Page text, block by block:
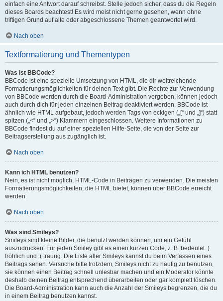
einfach eine Antwort darauf schreibst. Stelle jedoch sicher, dass du die Regeln
dieses Boards beachtest! Es wird meist nicht gerne gesehen, wenn ohne
triftigen Grund auf alte oder abgeschlossene Themen geantwortet wird.
Nach oben
Textformatierung und Thementypen
Was ist BBCode?
BBCode ist eine spezielle Umsetzung von HTML, die dir weitreichende
Formatierungsmöglichkeiten für deinen Text gibt. Die Rechte zur Verwendung
von BBCode werden durch die Board-Administration vergeben, können jedoch
auch durch dich für jeden einzelnen Beitrag deaktiviert werden. BBCode ist
ähnlich wie HTML aufgebaut, jedoch werden Tags von eckigen („[“ und „]“) statt
spitzen („<“ und „>“) Klammern eingeschlossen. Weitere Informationen zu
BBCode findest du auf einer speziellen Hilfe-Seite, die von der Seite zur
Beitragserstellung aus zugänglich ist.
Nach oben
Kann ich HTML benutzen?
Nein, es ist nicht möglich, HTML-Code in Beiträgen zu verwenden. Die meisten
Formatierungsmöglichkeiten, die HTML bietet, können über BBCode erreicht
werden.
Nach oben
Was sind Smileys?
Smileys sind kleine Bilder, die benutzt werden können, um ein Gefühl
auszudrücken. Für jeden Smiley gibt es einen kurzen Code, z. B. bedeutet :)
fröhlich und :( traurig. Die Liste aller Smileys kannst du beim Verfassen eines
Beitrags sehen. Versuche bitte trotzdem, Smileys nicht zu häufig zu benutzen,
sie können einen Beitrag schnell unlesbar machen und ein Moderator könnte
deshalb deinen Beitrag entsprechend überarbeiten oder gar komplett löschen.
Die Board-Administration kann auch die Anzahl der Smileys begrenzen, die du
in einem Beitrag benutzen kannst.